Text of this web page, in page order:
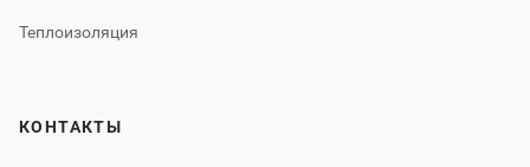
Теплоизоляция
КОНТАКТЫ